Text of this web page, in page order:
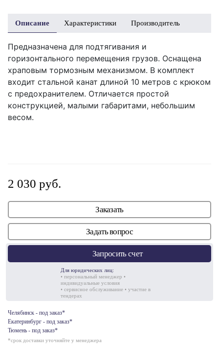
Описание Характеристики Производитель
Предназначена для подтягивания и
горизонтального перемещения грузов. Оснащена
храповым тормозным механизмом. В комплект
входит стальной канат длиной 10 метров с крюком
с предохранителем. Отличается простой
конструкцией, малыми габаритами, небольшим
весом.
2 030 руб.
Заказать
Задать вопрос
Запросить счет
Для юридических лиц:
• персональный менеджер •
индивидуальные условия
• сервисное обслуживание • участие в
тендерах
Челябинск - под заказ*
Екатеринбург - под заказ*
Тюмень - под заказ*
*срок доставки уточняйте у менеджера